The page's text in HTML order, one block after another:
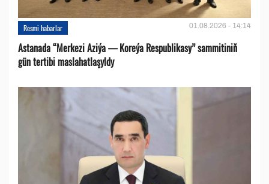
Resmi habarlar 01.08.2026 - 14:14
Astanada “Merkezi Aziýa — Koreýa Respublikasy” sammitiniň
gün tertibi maslahatlaşyldy